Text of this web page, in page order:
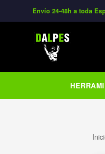
Envío 24-48h a toda